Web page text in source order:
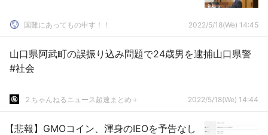
国難にあってもの申す！！ 2022/5/18(We) 14:45
山口県阿武町の誤振り込み問題で24歳男を逮捕山口県警
#社会
２ちゃんねるニュース超速まとめ＋ 2022/5/18(We) 14:44
【悲報】GMOコイン、渾身のIEOを予告なし